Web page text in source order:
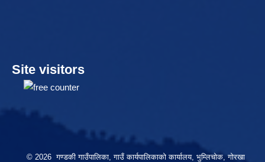
Site visitors
© 2026 गण्डकी गाउँपालिका, गाउँ कार्यपालिकाको कार्यालय, भुम्लिचोक, गोरखा